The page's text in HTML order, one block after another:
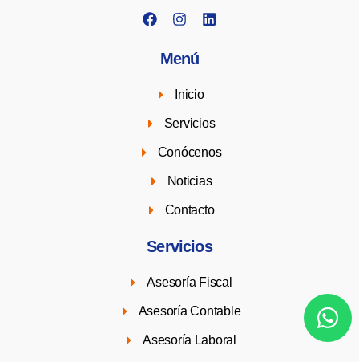
Menú
Inicio
Servicios
Conócenos
Noticias
Contacto
Servicios
Asesoría Fiscal
Asesoría Contable
Asesoría Laboral